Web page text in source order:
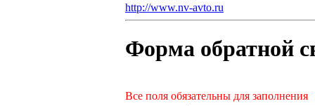
http://www.nv-avto.ru
Форма обратной
Все поля обязательны для заполнения